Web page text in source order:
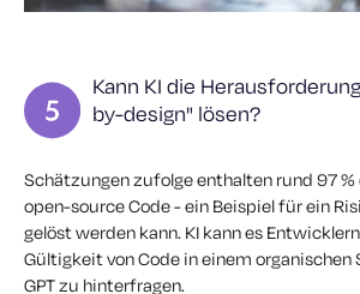
Kann KI die
by-design" lösen?
Schätzungen zufolge enthalten rund 97
open-source Code - ein Beispiel für ein
gelöst werden kann. KI kann es
Gültigkeit von Code in einem
GPT zu hinterfragen.